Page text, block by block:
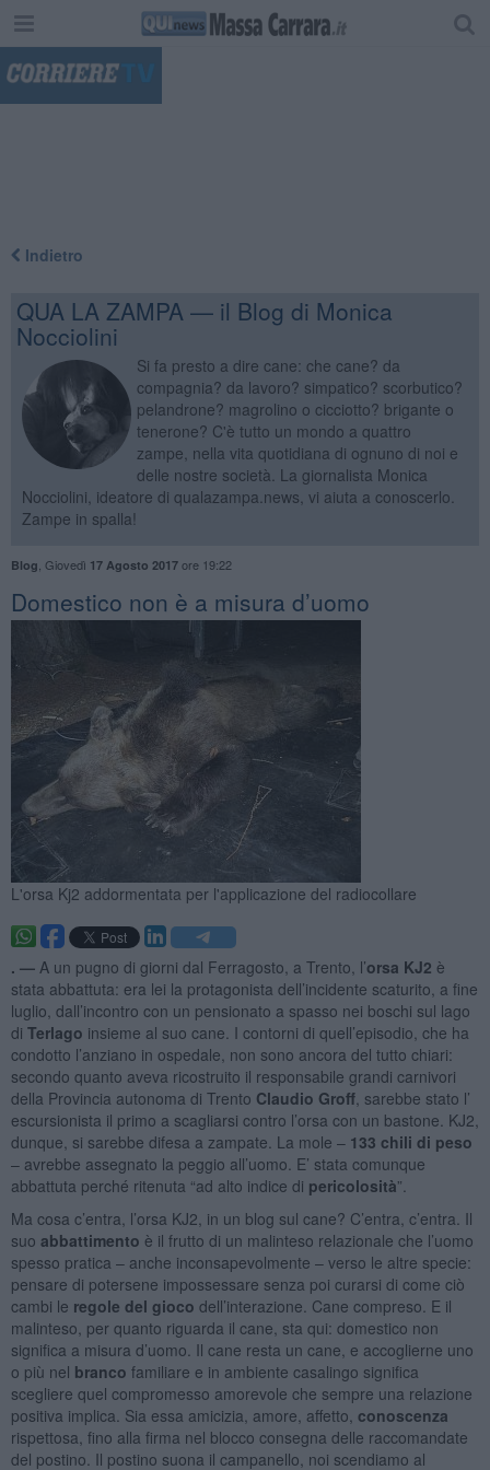
Indietro
QUA LA ZAMPA — il Blog di Monica
Nocciolini
Si fa presto a dire cane: che cane? da
compagnia? da lavoro? simpatico? scorbutico?
pelandrone? magrolino o cicciotto? brigante o
tenerone? C'è tutto un mondo a quattro
zampe, nella vita quotidiana di ognuno di noi e
delle nostre società. La giornalista Monica
Nocciolini, ideatore di qualazampa.news, vi aiuta a conoscerlo.
Zampe in spalla!
Blog Giovedì 17 Agosto 2017ore 19:22
Domestico non è a misura d’uomo
L'orsa Kj2 addormentata per l'applicazione del radiocollare
. — A un pugno di giorni dal Ferragosto, a Trento, l’orsa KJ2 è
stata abbattuta: era lei la protagonista dell’incidente scaturito, a fine
luglio, dall’incontro con un pensionato a spasso nei boschi sul lago
di Terlago insieme al suo cane. I contorni di quell’episodio, che ha
condotto l’anziano in ospedale, non sono ancora del tutto chiari:
secondo quanto aveva ricostruito il responsabile grandi carnivori
della Provincia autonoma di Trento Claudio Groff, sarebbe stato l’
escursionista il primo a scagliarsi contro l’orsa con un bastone. KJ2,
dunque, si sarebbe difesa a zampate. La mole – 133 chili di peso
– avrebbe assegnato la peggio all’uomo. E’ stata comunque
abbattuta perché ritenuta “ad alto indice di pericolosità”.
Ma cosa c’entra, l’orsa KJ2, in un blog sul cane? C’entra, c’entra. Il
suo abbattimento è il frutto di un malinteso relazionale che l’uomo
spesso pratica – anche inconsapevolmente – verso le altre specie:
pensare di potersene impossessare senza poi curarsi di come ciò
cambi le regole del gioco dell’interazione. Cane compreso. E il
malinteso, per quanto riguarda il cane, sta qui: domestico non
significa a misura d’uomo. Il cane resta un cane, e accoglierne uno
o più nel branco familiare e in ambiente casalingo significa
scegliere quel compromesso amorevole che sempre una relazione
positiva implica. Sia essa amicizia, amore, affetto, conoscenza
rispettosa, fino alla firma nel blocco consegna delle raccomandate
del postino. Il postino suona il campanello, noi scendiamo al